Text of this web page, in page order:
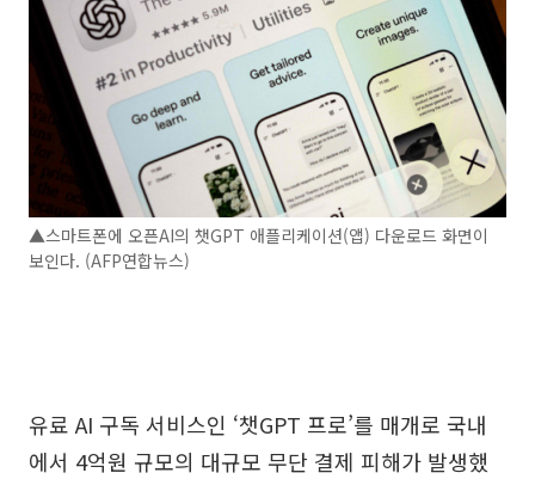
▲스마트폰에 오픈AI의 챗GPT 애플리케이션(앱) 다운로드 화면이
보인다. (AFP연합뉴스)
유료 AI 구독 서비스인 ‘챗GPT 프로’를 매개로 국내
에서 4억원 규모의 대규모 무단 결제 피해가 발생했